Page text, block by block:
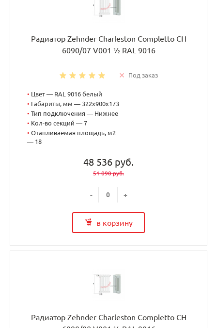
Радиатор Zehnder Charleston Completto CH
6090/07 V001 ½ RAL 9016
Под заказ
• Цвет — RAL 9016 белый
• Габариты, мм — 322x900x173
• Тип подключения — Нижнее
• Кол-во секций — 7
• Отапливаемая площадь, м2
— 18
48 536 руб.
51 090 руб.
- +
в корзину
Радиатор Zehnder Charleston Completto CH